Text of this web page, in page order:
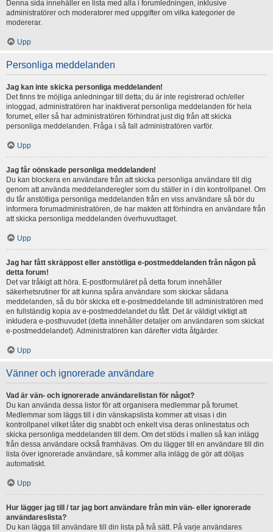
Denna sida innehåller en lista med alla i forumledningen, inklusive
administratörer och moderatorer med uppgifter om vilka kategorier de
modererar.
Upp
Personliga meddelanden
Jag kan inte skicka personliga meddelanden!
Det finns tre möjliga anledningar till detta; du är inte registrerad och/eller
inloggad, administratören har inaktiverat personliga meddelanden för hela
forumet, eller så har administratören förhindrat just dig från att skicka
personliga meddelanden. Fråga i så fall administratören varför.
Upp
Jag får oönskade personliga meddelanden!
Du kan blockera en användare från att skicka personliga användare till dig
genom att använda meddelanderegler som du ställer in i din kontrollpanel. Om
du får anstötliga personliga meddelanden från en viss användare så bör du
informera forumadministratören, de har makten att förhindra en användare från
att skicka personliga meddelanden överhuvudtaget.
Upp
Jag har fått skräppost eller anstötliga e-postmeddelanden från någon på
detta forum!
Det var tråkigt att höra. E-postformuläret på detta forum innehåller
säkerhetsrutiner för att kunna spåra användare som skickar sådana
meddelanden, så du bör skicka ett e-postmeddelande till administratören med
en fullständig kopia av e-postmeddelandet du fått. Det är väldigt viktigt att
inkludera e-posthuvudet (detta innehåller detaljer om användaren som skickat
e-postmeddelandet). Administratören kan därefter vidta åtgärder.
Upp
Vänner och ignorerade användare
Vad är vän- och ignorerade användarelistan för något?
Du kan använda dessa listor för att organisera medlemmar på forumet.
Medlemmar som läggs till i din vänskapslista kommer att visas i din
kontrollpanel vilket låter dig snabbt och enkelt visa deras onlinestatus och
skicka personliga meddelanden till dem. Om det stöds i mallen så kan inlägg
från dessa användare också framhävas. Om du lägger till en användare till din
lista över ignorerade användare, så kommer alla inlägg de gör att döljas
automatiskt.
Upp
Hur lägger jag till / tar jag bort användare från min vän- eller ignorerade
användareslista?
Du kan lägga till användare till din lista på två sätt. På varje användares